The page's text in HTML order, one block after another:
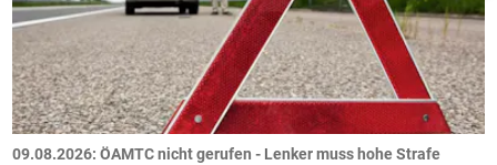
09.08.2026: ÖAMTC nicht gerufen - Lenker muss hohe Strafe